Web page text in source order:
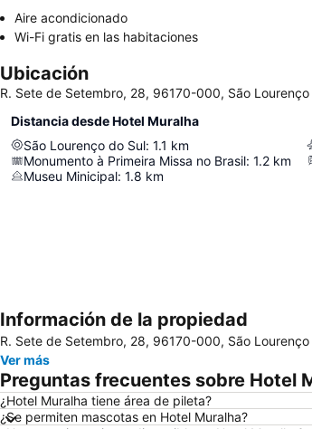
Aire acondicionado
Wi-Fi gratis en las habitaciones
Ubicación
R. Sete de Setembro, 28, 96170-000, São Lourenço
Distancia desde Hotel Muralha
São Lourenço do Sul: 1.1 km
Monumento à Primeira Missa no Brasil: 1.2 km
Museu Minicipal: 1.8 km
Información de la propiedad
R. Sete de Setembro, 28, 96170-000, São Lourenço
Ver más
Preguntas frecuentes sobre Hotel
¿Hotel Muralha tiene área de pileta?
¿Se permiten mascotas en Hotel Muralha?